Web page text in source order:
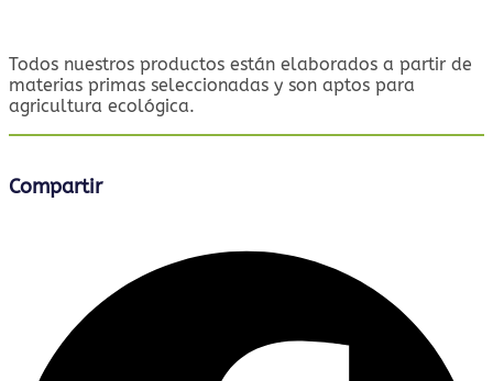
Todos nuestros productos están elaborados a partir de
materias primas seleccionadas y son aptos para
agricultura ecológica.
Compartir